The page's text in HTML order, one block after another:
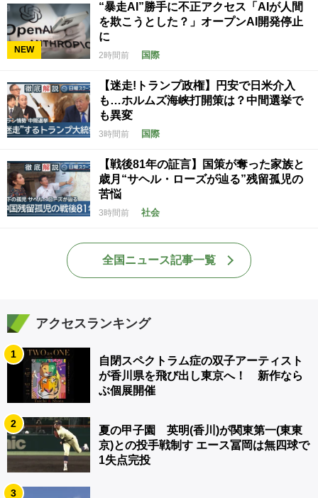
NEW
“暴走AI”勝手に不正アクセス「AIが人間
を欺こうとした？」オープンAI開発停止
に
2時間前 国際
【迷走!トランプ政権】円安で日米介入
も…ホルムズ海峡打開策は？中間選挙で
も異変
3時間前 国際
【戦後81年の証言】国策が奪った家族と
歳月“サヘル・ローズが辿る”残留孤児の
苦悩
3時間前 社会
全国ニュース記事一覧
アクセスランキング
1
自閉スペクトラム症の双子アーティスト
が香川県を飛び出し東京へ！ 新作なら
ぶ個展開催
2
夏の甲子園 英明(香川)が関東第一(東東
京)との投手戦制す エース冨岡は無四球で
1失点完投
3